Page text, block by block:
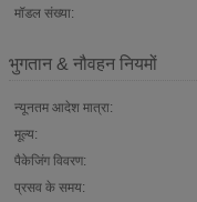
मॉडल संख्या:
भुगतान & नौवहन नियमों
न्यूनतम आदेश मात्रा:
मूल्य:
पैकेजिंग विवरण:
प्रसव के समय: